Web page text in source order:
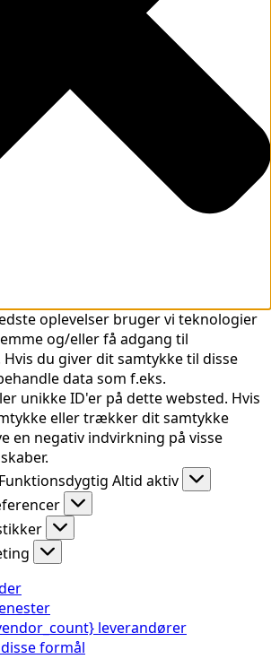
oplevelser bruger vi teknologier
og/eller få adgang til
du giver dit samtykke til disse
data som f.eks.
unikke ID'er på dette websted. Hvis
eller trækker dit samtykke
en negativ indvirkning på visse
Funktionsdygtig Altid aktiv
leverandører
formål